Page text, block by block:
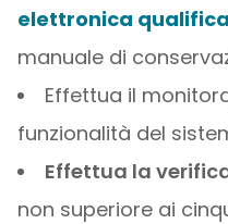
elettronica
manuale di
Effettua il
funzionalità del
Effettua la
non superiore ai